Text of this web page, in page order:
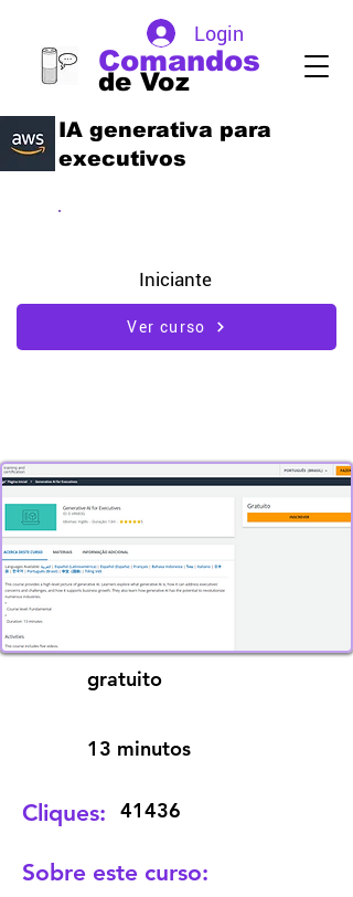
de Voz
Comandos
Login
IA generativa para
executivos
Iniciante
Ver curso
gratuito
13 minutos
Cliques: 41436
Sobre este curso: